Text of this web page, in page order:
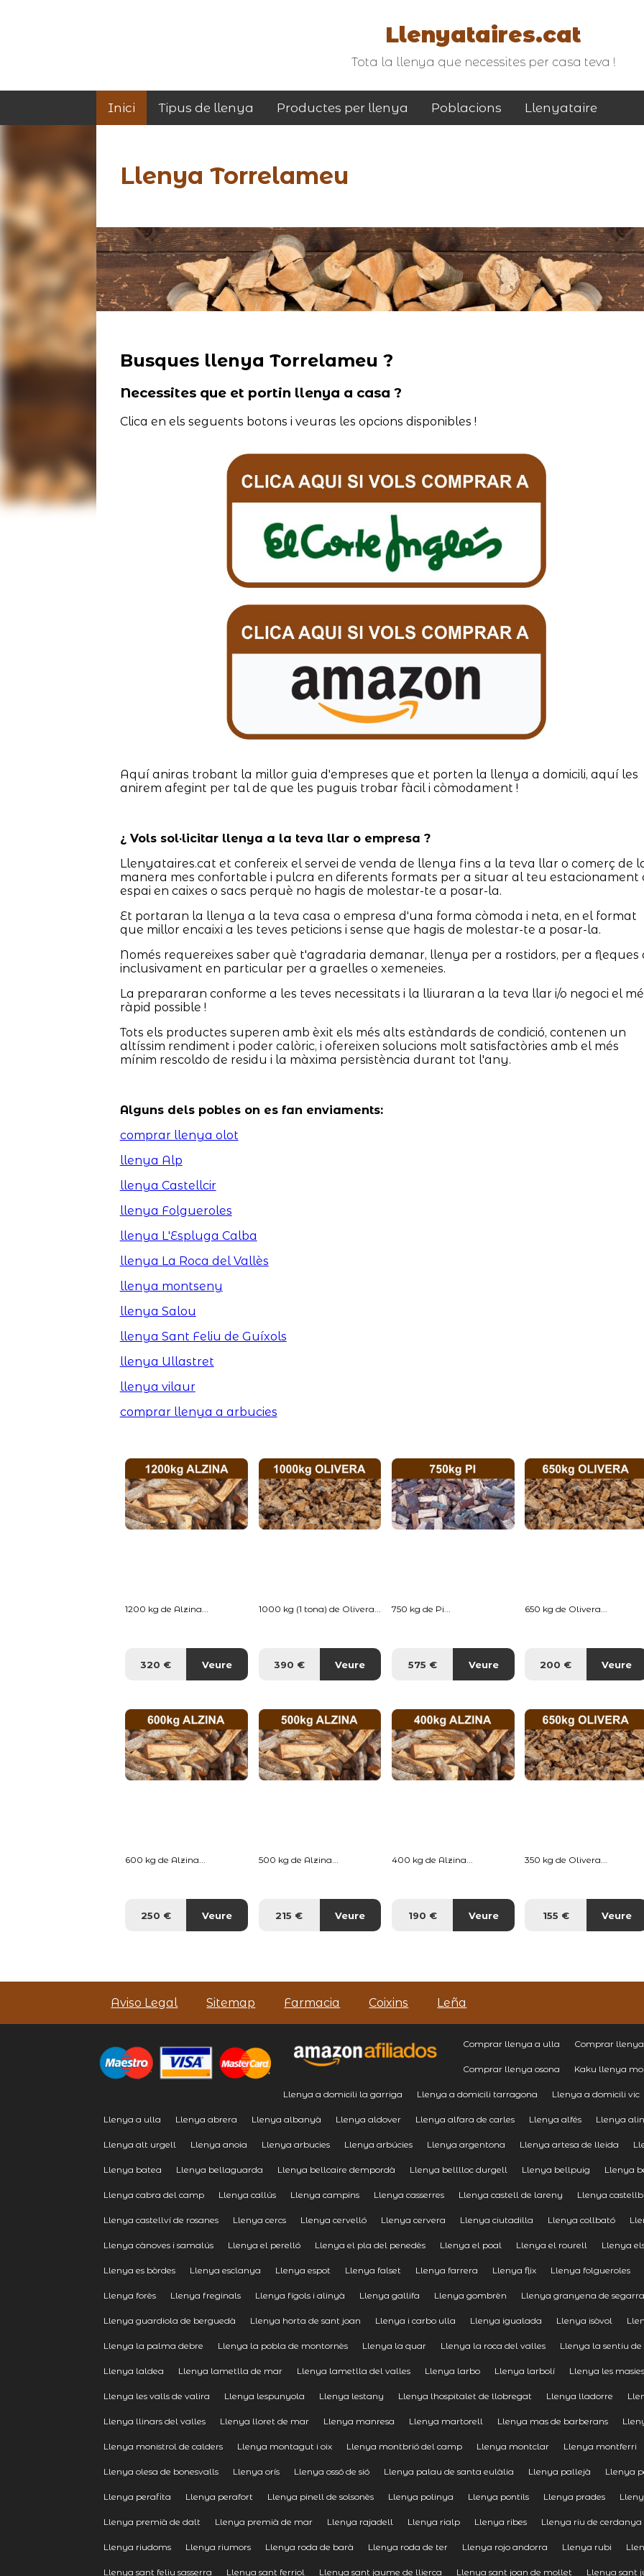
Llenyataires.cat
Tota la llenya que necessites per casa teva !
Inici Tipus de llenya Productes per llenya Poblacions Llenyataire
Llenya Torrelameu
Busques llenya Torrelameu ?
Necessites que et portin llenya a casa ?
Clica en els seguents botons i veuras les opcions disponibles !
Aquí aniras trobant la millor guia d'empreses que et porten la llenya a domicili, aquí les
anirem afegint per tal de que les puguis trobar fàcil i còmodament !
¿ Vols sol·licitar llenya a la teva llar o empresa ?
Llenyataires.cat et confereix el servei de venda de llenya fins a la teva llar o comerç de
manera mes confortable i pulcra en diferents formats per a situar al teu estacionament
espai en caixes o sacs perquè no hagis de molestar-te a posar-la.
Et portaran la llenya a la teva casa o empresa d'una forma còmoda i neta, en el format
que millor encaixi a les teves peticions i sense que hagis de molestar-te a posar-la.
Només requereixes saber què t'agradaria demanar, llenya per a rostidors, per a fleques
inclusivament en particular per a graelles o xemeneies.
La prepararan conforme a les teves necessitats i la lliuraran a la teva llar i/o negoci el
ràpid possible !
Tots els productes superen amb èxit els més alts estàndards de condició, contenen un
altíssim rendiment i poder calòric, i ofereixen solucions molt satisfactòries amb el més
mínim rescoldo de residu i la màxima persistència durant tot l'any.
Alguns dels pobles on es fan enviaments:
comprar llenya olot
llenya Alp
llenya Castellcir
llenya Folgueroles
llenya L'Espluga Calba
llenya La Roca del Vallès
llenya montseny
llenya Salou
llenya Sant Feliu de Guíxols
llenya Ullastret
llenya vilaur
comprar llenya a arbucies
1200 kg de Alzina...
320 € Veure
1000 kg (1 tona) de Olivera...
390 € Veure
750 kg de Pi...
575 € Veure
650 kg de Olivera...
200 € Veure
600 kg de Alzina...
250 € Veure
500 kg de Alzina...
215 € Veure
400 kg de Alzina...
190 € Veure
350 kg de Olivera...
155 € Veure
Aviso Legal Sitemap Farmacia Coixins Leña
Comprar llenya a ulla Comprar
Comprar llenya osona Kaku llenya
Llenya a domicili la garriga Llenya a domicili tarragona Llenya a domicili vic
Llenya a ulla Llenya abrera Llenya albanyà Llenya aldover Llenya alfara de carles Llenya alfés Llenya
Llenya alt urgell Llenya anoia Llenya arbucies Llenya arbúcies Llenya argentona Llenya artesa de lleida
Llenya batea Llenya bellaguarda Llenya bellcaire dempordà Llenya belllloc durgell Llenya bellpuig Llenya
Llenya cabra del camp Llenya callús Llenya campins Llenya casserres Llenya castell de lareny Llenya
Llenya castellví de rosanes Llenya cercs Llenya cervelló Llenya cervera Llenya ciutadilla Llenya collbató
Llenya cànoves i samalús Llenya el perelló Llenya el pla del penedès Llenya el poal Llenya el rourell Llenya
Llenya es bòrdes Llenya esclanya Llenya espot Llenya falset Llenya farrera Llenya flix Llenya folgueroles
Llenya forès Llenya freginals Llenya fígols i alinyà Llenya gallifa Llenya gombrèn Llenya granyena de
Llenya guardiola de berguedà Llenya horta de sant joan Llenya i carbo ulla Llenya igualada Llenya isòvol
Llenya la palma debre Llenya la pobla de montornès Llenya la quar Llenya la roca del valles Llenya la sentiu de
Llenya laldea Llenya lametlla de mar Llenya lametlla del valles Llenya larbo Llenya larbolí Llenya les
Llenya les valls de valira Llenya lespunyola Llenya lestany Llenya lhospitalet de llobregat Llenya lladorre
Llenya llinars del valles Llenya lloret de mar Llenya manresa Llenya martorell Llenya mas de barberans
Llenya monistrol de calders Llenya montagut i oix Llenya montbrió del camp Llenya montclar Llenya montferri
Llenya olesa de bonesvalls Llenya orís Llenya ossó de sió Llenya palau de santa eulàlia Llenya pallejà Llenya
Llenya perafita Llenya perafort Llenya pinell de solsonès Llenya polinya Llenya pontils Llenya prades
Llenya premià de dalt Llenya premià de mar Llenya rajadell Llenya rialp Llenya ribes Llenya riu de cerdanya
Llenya riudoms Llenya riumors Llenya roda de barà Llenya roda de ter Llenya rojo andorra Llenya rubi
Llenya sant feliu sasserra Llenya sant ferriol Llenya sant jaume de llierca Llenya sant joan de mollet Llenya sant